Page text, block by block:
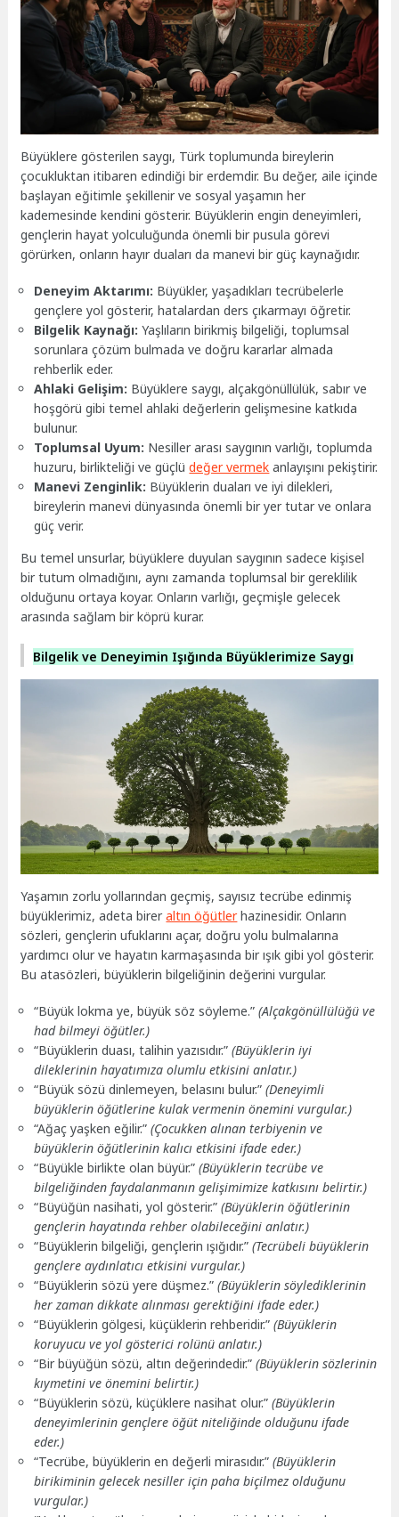
Büyüklere gösterilen saygı, Türk toplumunda bireylerin
çocukluktan itibaren edindiği bir erdemdir. Bu değer, aile içinde
başlayan eğitimle şekillenir ve sosyal yaşamın her
kademesinde kendini gösterir. Büyüklerin engin deneyimleri,
gençlerin hayat yolculuğunda önemli bir pusula görevi
görürken, onların hayır duaları da manevi bir güç kaynağıdır.
Deneyim Aktarımı: Büyükler, yaşadıkları tecrübelerle
gençlere yol gösterir, hatalardan ders çıkarmayı öğretir.
Bilgelik Kaynağı: Yaşlıların birikmiş bilgeliği, toplumsal
sorunlara çözüm bulmada ve doğru kararlar almada
rehberlik eder.
Ahlaki Gelişim: Büyüklere saygı, alçakgönüllülük, sabır ve
hoşgörü gibi temel ahlaki değerlerin gelişmesine katkıda
bulunur.
Toplumsal Uyum: Nesiller arası saygının varlığı, toplumda
huzuru, birlikteliği ve güçlüdeğer vermek anlayışını pekiştirir.
Manevi Zenginlik: Büyüklerin duaları ve iyi dilekleri,
bireylerin manevi dünyasında önemli bir yer tutar ve onlara
güç verir.
Bu temel unsurlar, büyüklere duyulan saygının sadece kişisel
bir tutum olmadığını, aynı zamanda toplumsal bir gereklilik
olduğunu ortaya koyar. Onların varlığı, geçmişle gelecek
arasında sağlam bir köprü kurar.
Bilgelik ve Deneyimin Işığında Büyüklerimize Saygı
Yaşamın zorlu yollarından geçmiş, sayısız tecrübe edinmiş
büyüklerimiz, adeta bireraltın öğütlerhazinesidir. Onların
sözleri, gençlerin ufuklarını açar, doğru yolu bulmalarına
yardımcı olur ve hayatın karmaşasında bir ışık gibi yol gösterir.
Bu atasözleri, büyüklerin bilgeliğinin değerini vurgular.
“Büyük lokma ye, büyük söz söyleme.”(Alçakgönüllülüğü ve
had bilmeyi öğütler.)
“Büyüklerin duası, talihin yazısıdır.”(Büyüklerin iyi
dileklerinin hayatımıza olumlu etkisini anlatır.)
“Büyük sözü dinlemeyen, belasını bulur.”(Deneyimli
büyüklerin öğütlerine kulak vermenin önemini vurgular.)
“Ağaç yaşken eğilir.”(Çocukken alınan terbiyenin ve
büyüklerin öğütlerinin kalıcı etkisini ifade eder.)
“Büyükle birlikte olan büyür.”(Büyüklerin tecrübe ve
bilgeliğinden faydalanmanın gelişimimize katkısını belirtir.)
“Büyüğün nasihati, yol gösterir.”(Büyüklerin öğütlerinin
gençlerin hayatında rehber olabileceğini anlatır.)
“Büyüklerin bilgeliği, gençlerin ışığıdır.”(Tecrübeli büyüklerin
gençlere aydınlatıcı etkisini vurgular.)
“Büyüklerin sözü yere düşmez.”(Büyüklerin söylediklerinin
her zaman dikkate alınması gerektiğini ifade eder.)
“Büyüklerin gölgesi, küçüklerin rehberidir.”(Büyüklerin
koruyucu ve yol gösterici rolünü anlatır.)
“Bir büyüğün sözü, altın değerindedir.”(Büyüklerin sözlerinin
kıymetini ve önemini belirtir.)
“Büyüklerin sözü, küçüklere nasihat olur.”(Büyüklerin
deneyimlerinin gençlere öğüt niteliğinde olduğunu ifade
eder.)
“Tecrübe, büyüklerin en değerli mirasıdır.”(Büyüklerin
birikiminin gelecek nesiller için paha biçilmez olduğunu
vurgular.)